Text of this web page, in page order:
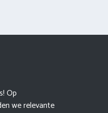
Op
we relevante